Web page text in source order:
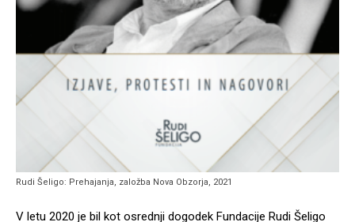
Rudi Šeligo: Prehajanja, založba Nova Obzorja, 2021
V letu 2020 je bil kot osrednji dogodek Fundacije Rudi Šeligo